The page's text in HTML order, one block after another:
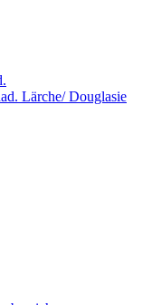
Lärche/ Douglasie